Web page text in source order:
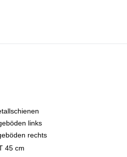
links
rechts
45 cm